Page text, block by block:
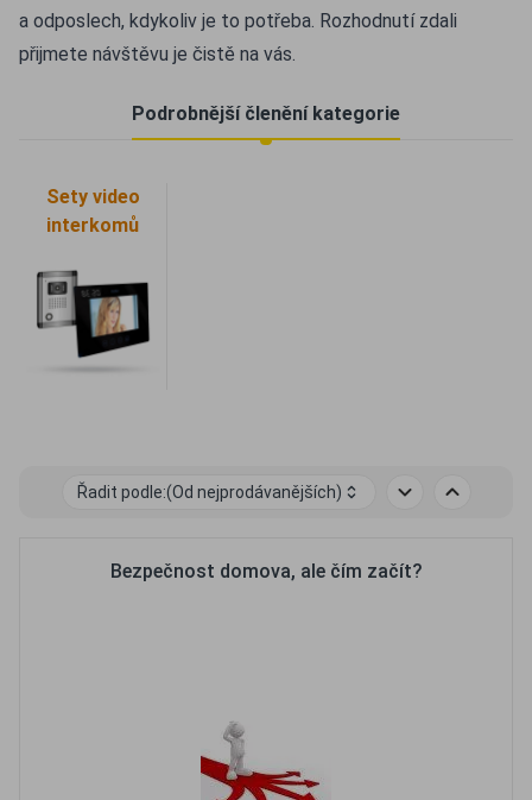
a odposlech, kdykoliv je to potřeba. Rozhodnutí zdali
přijmete návštěvu je čistě na vás.
Podrobnější členění kategorie
Sety video
interkomů
Řadit podle:(Od nejprodávanějších)
Bezpečnost domova, ale čím začít?